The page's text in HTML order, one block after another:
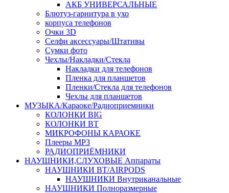
АКБ УНИВЕРСАЛЬНЫЕ
Блютуз-гарнитура в ухо
корпуса телефонов
Очки 3D
Селфи аксессуары/Штативы
Сумки фото
Чехлы/Накладки/Стекла
Накладки для телефонов
Пленка для планшетов
Пленки/Стекла для телефонов
Чехлы для планшетов
МУЗЫКА/Караоке/Радиоприемники
КОЛОНКИ BIG
КОЛОНКИ BT
МИКРОФОНЫ КАРАОКЕ
Плееры MP3
РАДИОПРИЁМНИКИ
НАУШНИКИ,СЛУХОВЫЕ Аппараты
НАУШНИКИ BT/AIRPODS
НАУШНИКИ Внутриканальные
НАУШНИКИ Полноразмерные